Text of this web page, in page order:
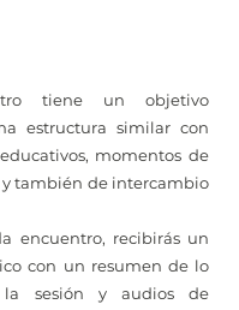
tiene un objetivo
estructura similar con
momentos de
también de intercambio
encuentro, recibirás un
con un resumen de lo
sesión y audios de